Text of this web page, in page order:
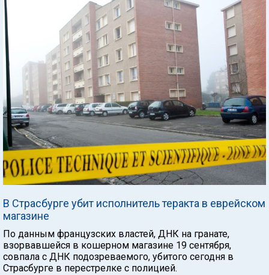
В Страсбурге убит исполнитель теракта в еврейском
магазине
По данным французских властей, ДНК на гранате,
взорвавшейся в кошерном магазине 19 сентября,
совпала с ДНК подозреваемого, убитого сегодня в
Страсбурге в перестрелке с полицией.